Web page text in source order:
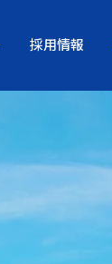
採用情報